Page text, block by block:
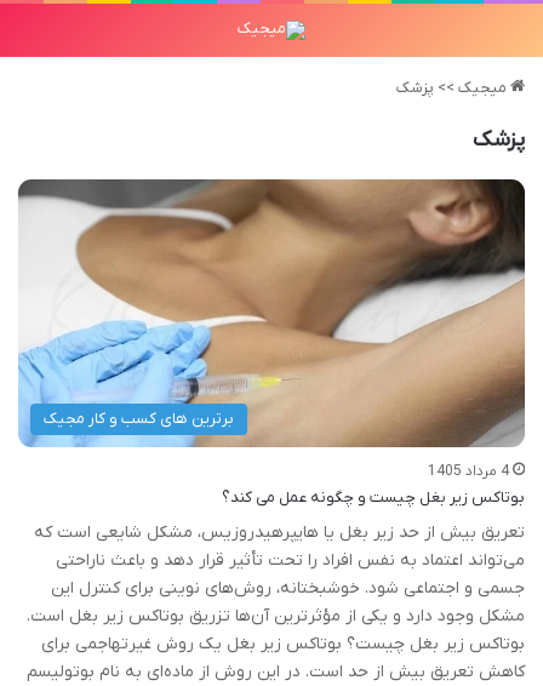
میجیک >> پزشک
پزشک
برترین های کسب و کار مجیک
4 مرداد 1405
بوتاکس زیر بغل چیست و چگونه عمل می کند؟
تعریق بیش از حد زیر بغل یا هایپرهیدروزیس، مشکل شایعی است که
می‌تواند اعتماد به نفس افراد را تحت تأثیر قرار دهد و باعث ناراحتی
جسمی و اجتماعی شود. خوشبختانه، روش‌های نوینی برای کنترل این
مشکل وجود دارد و یکی از مؤثرترین آن‌ها تزریق بوتاکس زیر بغل است.
بوتاکس زیر بغل چیست؟ بوتاکس زیر بغل یک روش غیرتهاجمی برای
کاهش تعریق بیش از حد است. در این روش از ماده‌ای به نام بوتولیسم